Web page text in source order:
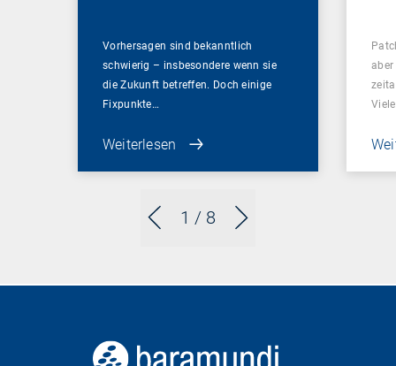
1 / 8
Vorhersagen sind bekanntlich
schwierig – insbesondere wenn sie
die Zukunft betreffen. Doch einige
Fixpunkte…
Weiterlesen
aber